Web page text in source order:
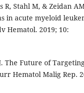
R, Stahl M, & Zeidan
in acute myeloid
Hematol. 2019; 10:
The Future of
Hematol Malig Rep.